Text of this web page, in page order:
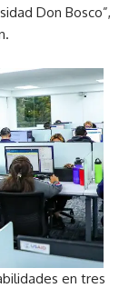
Don Bosco”,
en tres